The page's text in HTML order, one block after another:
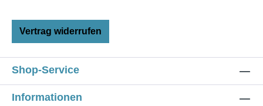
Vertrag widerrufen
Shop-Service
Informationen